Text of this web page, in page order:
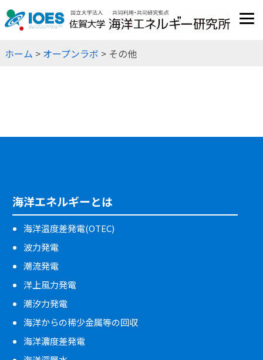
JP
EN
ホーム > オープンラボ > その他
海洋エネルギーとは
海洋温度差発電(OTEC)
波力発電
潮流発電
洋上風力発電
潮汐力発電
海洋からの稀少金属等の回収
海洋濃度差発電